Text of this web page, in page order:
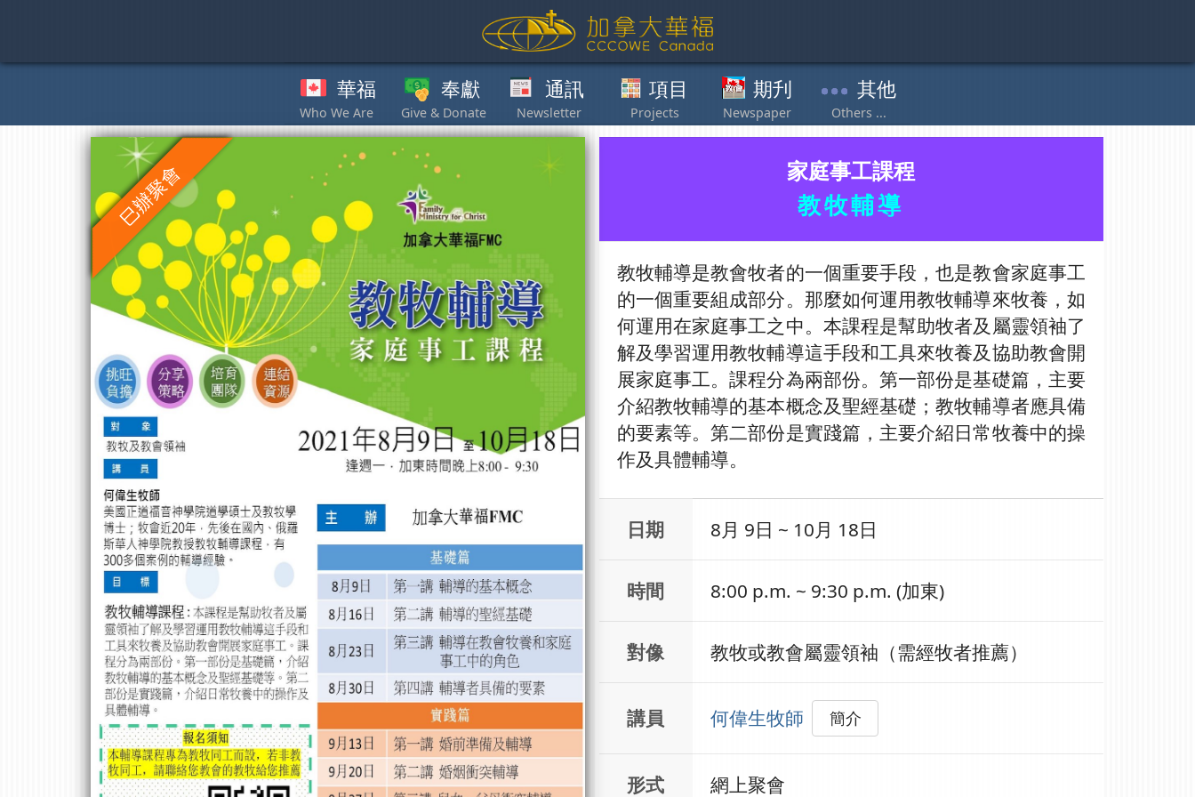
content
華福 奉獻 通訊 項目 期刋 其他
家庭事工課程
教牧輔導
教牧輔導是教會牧者的一個重要手段，也是教會家庭事工
的一個重要組成部分。那麼如何運用教牧輔導來牧養，如
何運用在家庭事工之中。本課程是幫助牧者及屬靈領袖了
解及學習運用教牧輔導這手段和工具來牧養及協助教會開
展家庭事工。課程分為兩部份。第一部份是基礎篇，主要
介紹教牧輔導的基本概念及聖經基礎；教牧輔導者應具備
的要素等。第二部份是實踐篇，主要介紹日常牧養中的操
作及具體輔導。
日期 8月 9日 ~ 10月 18日
時間 8:00 p.m. ~ 9:30 p.m. (加東)
對像 教牧或教會屬靈領袖（需經牧者推薦）
講員 何偉生牧師 簡介
形式 網上聚會